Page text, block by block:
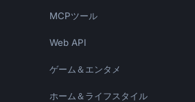
MCPツール
Web API
ゲーム＆エンタメ
ホーム＆ライフスタイル